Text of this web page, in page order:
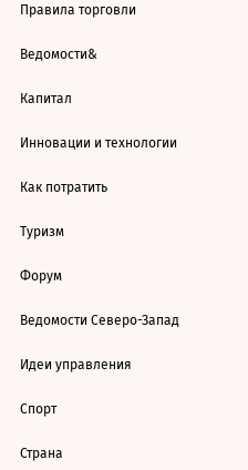
Правила торговли
Ведомости&
Капитал
Инновации и технологии
Как потратить
Туризм
Форум
Ведомости Северо-Запад
Идеи управления
Спорт
Страна